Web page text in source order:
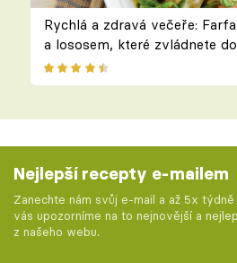
Rychlá a zdravá večeře:
a lososem, které zvládnete
Nejlepší recepty e-mailem
Zanechte nám svůj e-mail a až 5x týdně
vás upozorníme na to nejnovější a
z našeho webu.